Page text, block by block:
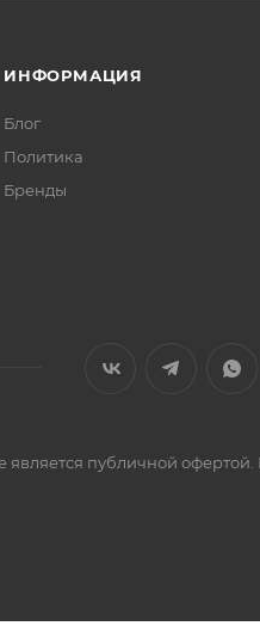
ИНФОРМАЦИЯ
Блог
Политика
Бренды
является публичной